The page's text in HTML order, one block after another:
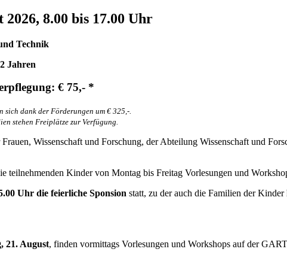
8.00 bis 17.00 Uhr
Technik
Jahren
€ 75,- *
dank der Förderungen um € 325,-.
stehen Freiplätze zur Verfügung.
Wissenschaft und Forschung, der Abteilung Wissenschaft und
teilnehmenden Kinder von Montag bis Freitag Vorlesungen und
Uhr die feierliche Sponsion statt, zu der auch die Familien der
21. August, finden vormittags Vorlesungen und Workshops auf der